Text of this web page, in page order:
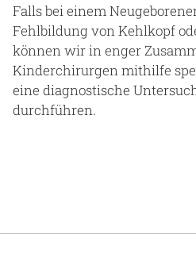
Falls bei einem
Fehlbildung von Kehlkopf
können wir in enger
Kinderchirurgen mithilfe
eine diagnostische
durchführen.